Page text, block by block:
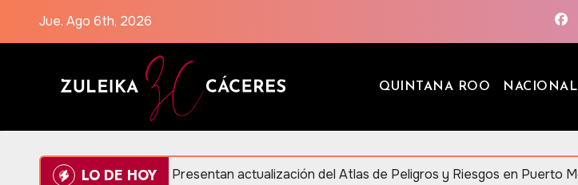
Jue. Ago 6th, 2026
QUINTANA ROO NACIONAL
LO DE HOY
Presentan actualización del Atlas de Peligros y Riesgos en Puerto Morelos